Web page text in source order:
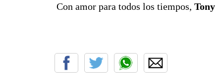
Con amor para todos los tiempos, Tony